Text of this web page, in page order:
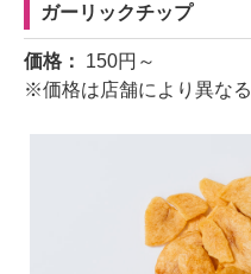
ガーリックチップ
価格： 150円～
※価格は店舗により異なる